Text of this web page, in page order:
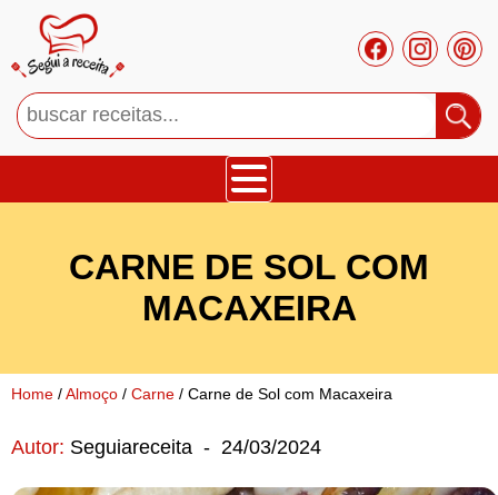
Cupcakes
Salgado
CARNE DE SOL COM
MACAXEIRA
Home /Almoço / Carne / Carne de Sol com Macaxeira
Autor: Seguiareceita - 24/03/2024